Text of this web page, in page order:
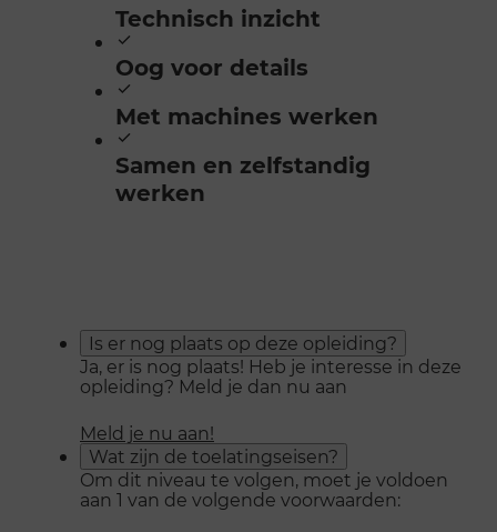
Technisch inzicht
Oog voor details
Met machines werken
Samen en zelfstandig
werken
Is er nog plaats op deze opleiding?
Ja, er is nog plaats! Heb je interesse in deze
opleiding? Meld je dan nu aan
Meld je nu aan!
Wat zijn de toelatingseisen?
Om dit niveau te volgen, moet je voldoen
aan 1 van de volgende voorwaarden: